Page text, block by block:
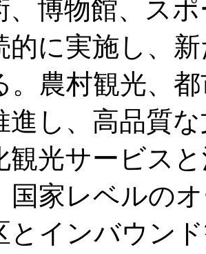
、博物館、ス
的に実施し、
。農村観光、
進し、高品質
観光サービス
国家レベルの
とインバウン